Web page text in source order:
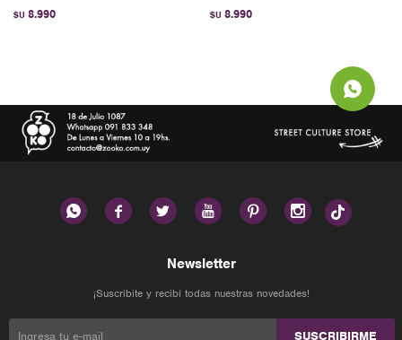
$U 8.990 $U 8.990
     
Newsletter
¡Suscribite y recibí todas nuestras novedades!
SUSCRIBIRME